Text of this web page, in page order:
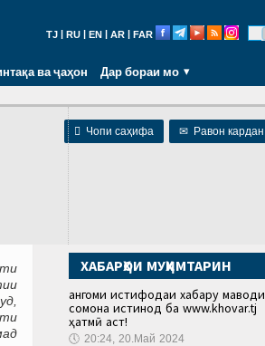
TJ RU EN AR FAR
ва ҷаҳон Дар бораи мо
 Чопи саҳифа ✉ Равон кардан
ХАБАРҲОИ МУҲИМТАРИН
Ҳангоми истифодаи хабару маводи
сомона истинод ба www.khovar.tj
ҳатмӣ аст!
🕔 20:24, 20.Май 2024